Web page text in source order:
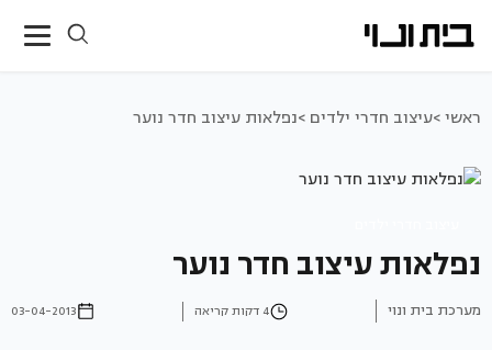
ראשי >עיצוב חדרי ילדים >נפלאות עיצוב חדר נוער
נפלאות עיצוב חדר נוער
מערכת בית ונוי 4 דקות קריאה 03-04-2013